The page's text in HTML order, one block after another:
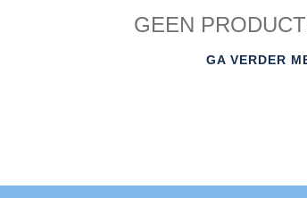
GEEN
GA VERDER